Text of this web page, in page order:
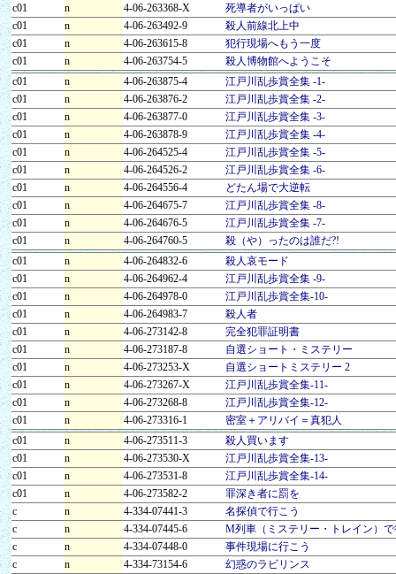
c01
n 4-06-263368-X
死導者がいっぱい
c01
n 4-06-263492-9
殺人前線北上中
c01
n 4-06-263615-8
犯行現場へもう一度
c01
n 4-06-263754-5
殺人博物館へようこそ
c01
n 4-06-263875-4
江戸川乱歩賞全集 -1-
c01
n 4-06-263876-2
江戸川乱歩賞全集 -2-
c01
n 4-06-263877-0
江戸川乱歩賞全集 -3-
c01
n 4-06-263878-9
江戸川乱歩賞全集 -4-
c01
n 4-06-264525-4
江戸川乱歩賞全集 -5-
c01
n 4-06-264526-2
江戸川乱歩賞全集 -6-
c01
n 4-06-264556-4
どたん場で大逆転
c01
n 4-06-264675-7
江戸川乱歩賞全集 -8-
c01
n 4-06-264676-5
江戸川乱歩賞全集 -7-
c01
n 4-06-264760-5
殺（や）ったのは誰だ?!
c01
n 4-06-264832-6
殺人哀モード
c01
n 4-06-264962-4
江戸川乱歩賞全集 -9-
c01
n 4-06-264978-0
江戸川乱歩賞全集-10-
c01
n 4-06-264983-7
殺人者
c01
n 4-06-273142-8
完全犯罪証明書
c01
n 4-06-273187-8
自選ショート・ミステリー
c01
n 4-06-273253-X
自選ショートミステリー 2
c01
n 4-06-273267-X
江戸川乱歩賞全集-11-
c01
n 4-06-273268-8
江戸川乱歩賞全集-12-
c01
n 4-06-273316-1
密室＋アリバイ＝真犯人
c01
n 4-06-273511-3
殺人買います
c01
n 4-06-273530-X
江戸川乱歩賞全集-13-
c01
n 4-06-273531-8
江戸川乱歩賞全集-14-
c01
n 4-06-273582-2
罪深き者に罰を
c
n 4-334-07441-3
名探偵で行こう
c
n 4-334-07445-6
M列車（ミステリー・トレイン）
c
n 4-334-07448-0
事件現場に行こう
c
n 4-334-73154-6
幻惑のラビリンス